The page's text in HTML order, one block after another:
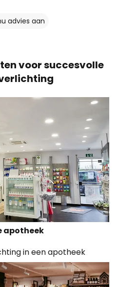
advies aan
voor succesvolle
apotheek
in een apotheek